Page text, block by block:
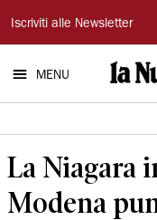
La
Nuova
Ferrara
Iscriviti alle Newsletter
MENU
La Niagara
Modena